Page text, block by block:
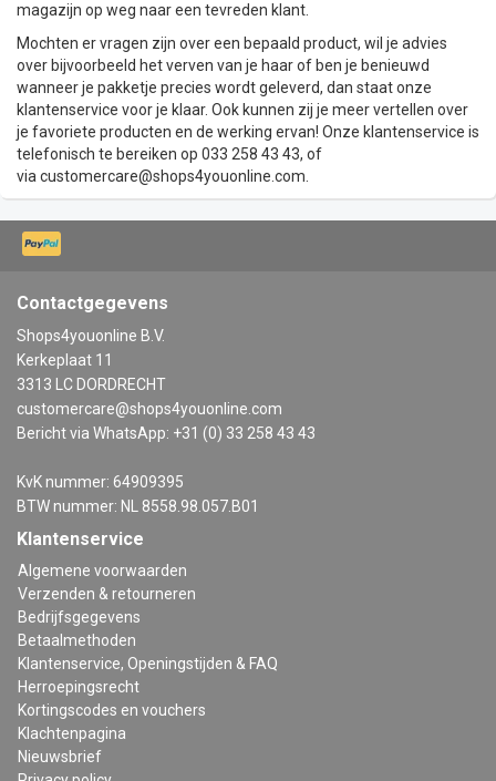
magazijn op weg naar een tevreden klant.
Mochten er vragen zijn over een bepaald product, wil je advies
over bijvoorbeeld het verven van je haar of ben je benieuwd
wanneer je pakketje precies wordt geleverd, dan staat onze
klantenservice voor je klaar. Ook kunnen zij je meer vertellen over
je favoriete producten en de werking ervan! Onze klantenservice is
telefonisch te bereiken op 033 258 43 43, of
viacustomercare@shops4youonline.com.
Contactgegevens
Shops4youonline B.V.
Kerkeplaat 11
3313 LC DORDRECHT
customercare@shops4youonline.com
Bericht via WhatsApp: +31 (0) 33 258 43 43
KvK nummer: 64909395
BTW nummer: NL 8558.98.057.B01
Klantenservice
Algemene voorwaarden
Verzenden & retourneren
Bedrijfsgegevens
Betaalmethoden
Klantenservice, Openingstijden & FAQ
Herroepingsrecht
Kortingscodes en vouchers
Klachtenpagina
Nieuwsbrief